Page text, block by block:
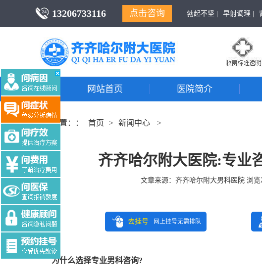
13206733116 点击咨询 勃起不坚 | 早射调理 |
网站首页 医院简介
当前位置：： 首页 > 新闻中心 >
齐齐哈尔附大医院:专业
文章来源： 齐齐哈尔附大男科医院 浏览
去挂号 网上挂号无需排队
Tag:$tag
为什么选择专业男科咨询?